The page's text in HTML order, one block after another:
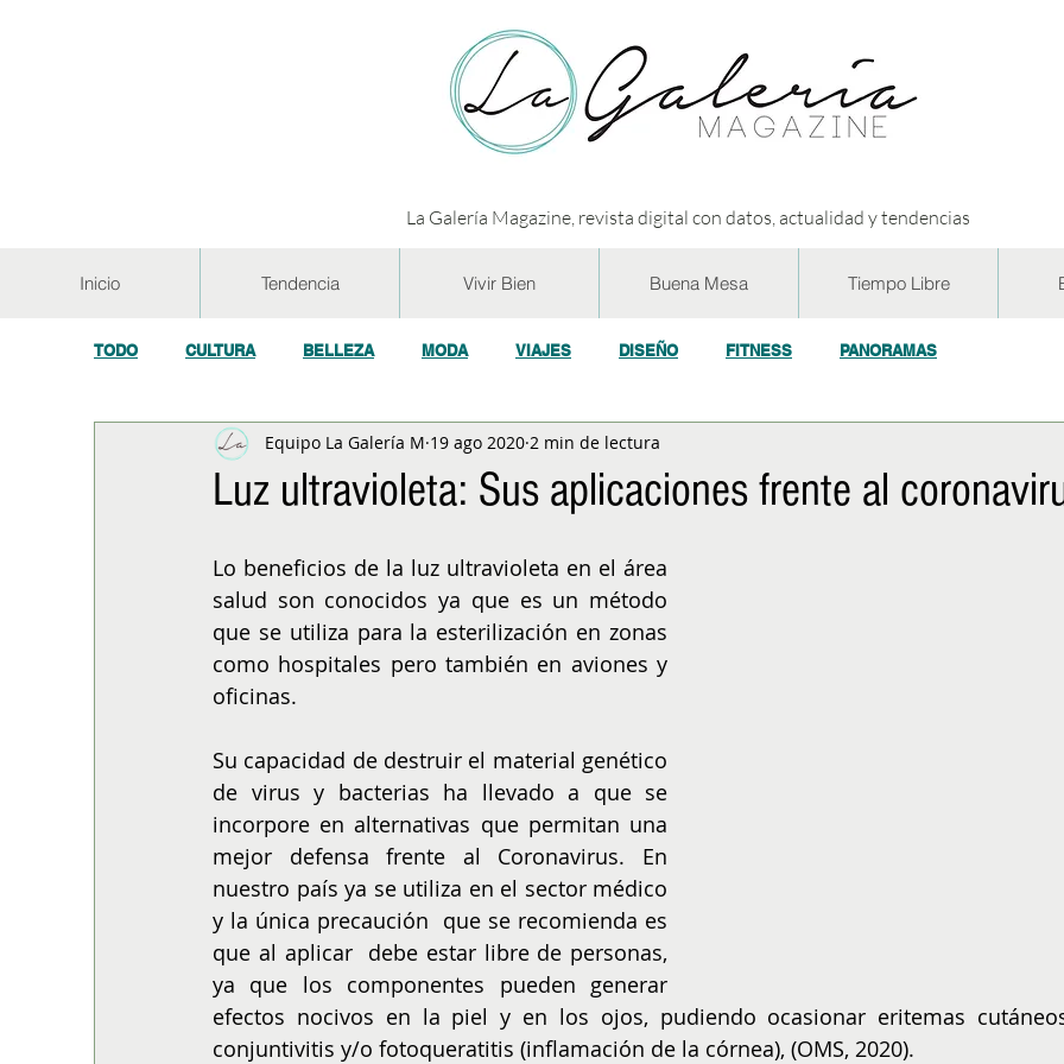
La Galería Magazine, revista digital con datos, actualidad y tendencias
Inicio Tendencia Vivir Bien Buena Mesa Tiempo Libre
TODO CULTURA BELLEZA MODA VIAJES DISEÑO FITNESS PANORAMAS
GASTRONOMÍA Y VINOS SALUD TECNOLOGÍA ECO y RSE
Luz ultravioleta: Sus aplicaciones frente al
Equipo La Galería M 19 ago 2020 2 min de lectura
Lo beneficios de la luz ultravioleta en el área
salud son conocidos ya que es un método
que se utiliza para la esterilización en zonas
como hospitales pero también en aviones y
oficinas.
Su capacidad de destruir el material genético
de virus y bacterias ha llevado a que se
incorpore en alternativas que permitan una
mejor defensa frente al Coronavirus. En
nuestro país ya se utiliza en el sector médico
y la única precaución  que se recomienda es
que al aplicar  debe estar libre de personas,
ya que los componentes pueden generar
efectos nocivos en la piel y en los ojos, pudiendo ocasionar eritemas
conjuntivitis y/o fotoqueratitis (inflamación de la córnea), (OMS, 2020).